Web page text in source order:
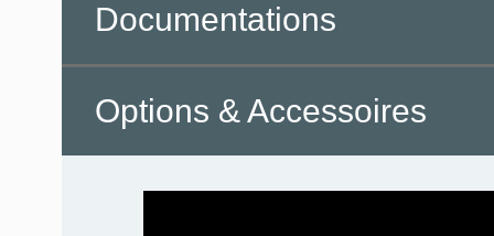
Documentations
Options & Accessoires